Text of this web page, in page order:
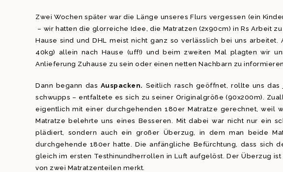
Zwei Wochen später war die Länge unseres Flurs vergessen (ein
– wir hatten die glorreiche Idee, die Matratzen (2x90cm) in Rs Arbeit
Hause sind und DHL meist nicht ganz so verlässlich bei uns
40kg) allein nach Hause (uff!) und beim zweiten Mal plagten wir
Anlieferung Zuhause zu sein oder einen netten Nachbarn zu
Dann begann das Auspacken. Seitlich rasch geöffnet, rollte uns
schwupps – entfaltete es sich zu seiner Originalgröße (90x200m).
eigentlich mit einer durchgehenden 180er Matratze gerechnet, weil
Matratze belehrte uns eines Besseren. Mit dabei war nicht nur ein
plädiert, sondern auch ein großer Überzug, in dem man beide
durchgehende 180er hatte. Die anfängliche Befürchtung, dass sich
gleich im ersten Testhinundherrollen in Luft aufgelöst. Der Überzug
von zwei Matratzenteilen merkt.